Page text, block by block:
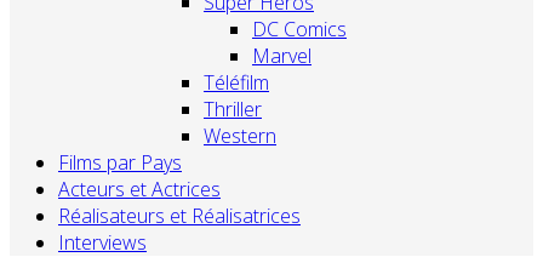
DC Comics
Marvel
Téléfilm
Thriller
Western
Films par Pays
Acteurs et Actrices
Réalisateurs et Réalisatrices
Interviews